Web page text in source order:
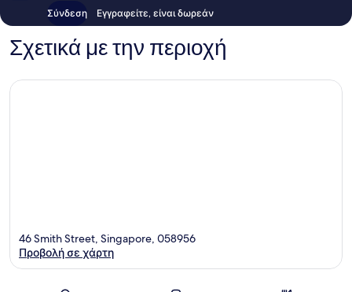
Σύνδεση Εγγραφείτε, είναι δωρεάν
Σχετικά με την περιοχή
46 Smith Street, Singapore, 058956
Προβολή σε χάρτη